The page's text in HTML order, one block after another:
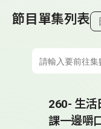
節目單集列表
260- 生活
課一邊嚼